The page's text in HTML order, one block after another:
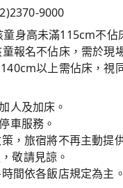
9000
身高未滿115cm不佔
報名不佔床，需於現
以上需佔床，視
人及加床。
車服務。
，旅宿將不再主動提
敬請見諒。
間依各飯店規定為主。